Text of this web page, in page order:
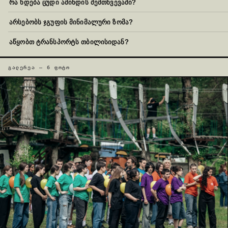
რა ხდება ცუდი ამინდის შემთხვევაში?
არსებობს ჯგუფის მინიმალური ზომა?
აწყობთ ტრანსპორტს თბილისიდან?
ᲒᲐᲚᲔᲠᲔᲐ — 6 ᲤᲝᲢᲝ
01